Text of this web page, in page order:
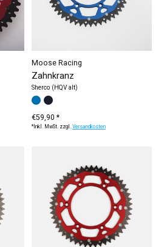
Moose Racing
Zahnkranz
Sherco (HQV alt)
Farbe:
blauschwarz
€59,90 *
*Inkl. MwSt. zzgl.Versandkosten